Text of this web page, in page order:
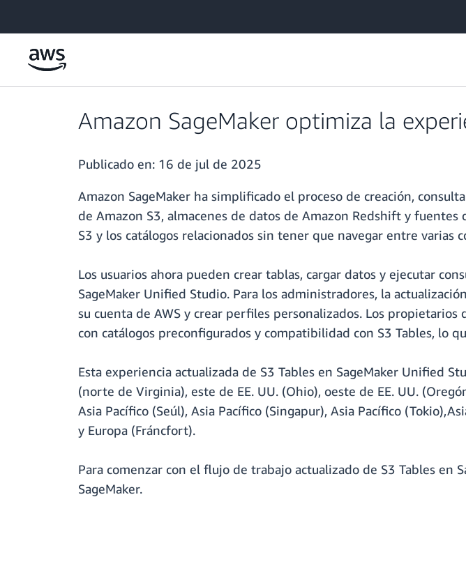
Amazon SageMaker optimiza la
Publicado en: 16 de jul de 2025
Amazon SageMaker ha simplificado el proceso de creación,
de Amazon S3, almacenes de datos de Amazon Redshift y
S3 y los catálogos relacionados sin tener que navegar entre varias
Los usuarios ahora pueden crear tablas, cargar datos y ejecutar
SageMaker Unified Studio. Para los administradores, la
su cuenta de AWS y crear perfiles personalizados. Los
con catálogos preconfigurados y compatibilidad con S3 Tables, lo
Esta experiencia actualizada de S3 Tables en SageMaker Unified
(norte de Virginia), este de EE. UU. (Ohio), oeste de EE. UU.
Asia Pacífico (Seúl), Asia Pacífico (Singapur), Asia Pacífico
y Europa (Fráncfort).
Para comenzar con el flujo de trabajo actualizado de S3 Tables en
SageMaker.